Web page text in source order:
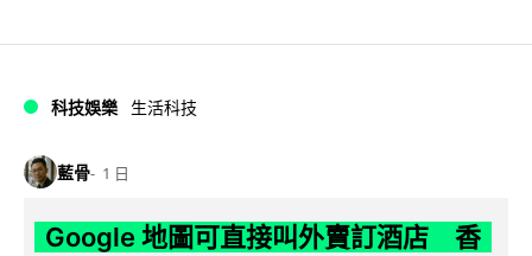
科技娛樂 生活科技
藍骨 1 日
Google 地圖可直接叫外賣訂酒店 香